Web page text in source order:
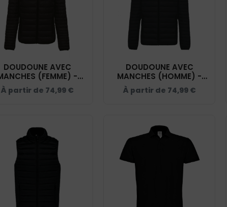
DOUDOUNE AVEC
(FEMME) -
D'EQUITATION DU
COQUET - K6121 (
À partir de 74,99 €
DOUDOUNE AVEC
MANCHES (HOMME) -
ECOLE D'EQUITATION DU
COQUET - K6120
À partir de 74,99 €